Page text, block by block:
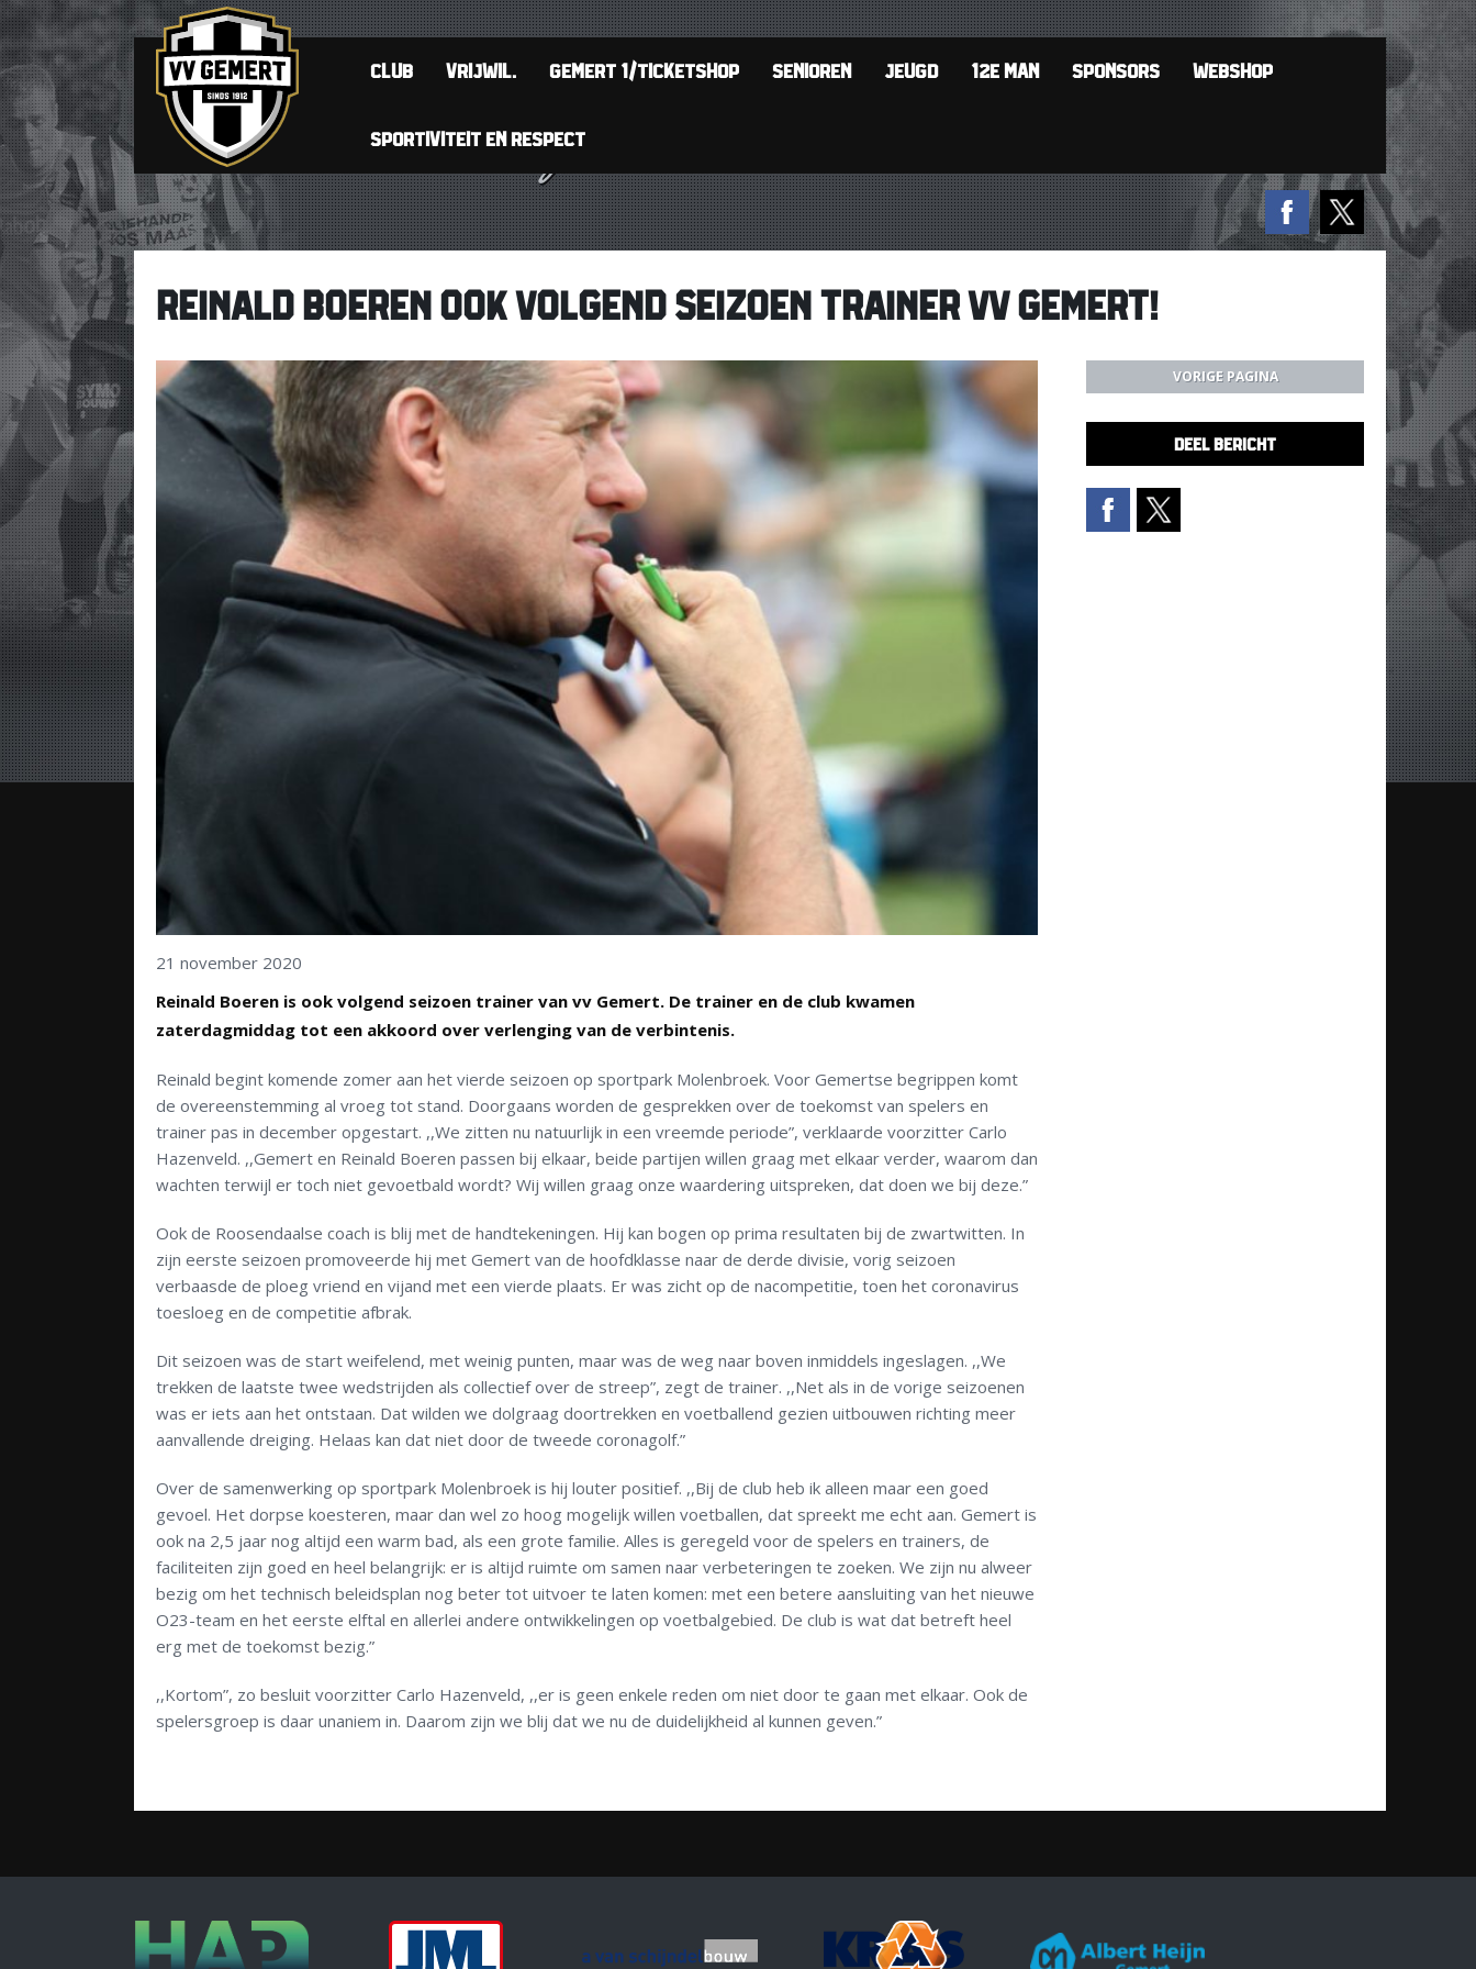
CLUB VRIJWIL. GEMERT 1/TICKETSHOP SENIOREN JEUGD 12E MAN SPONSORS WEBSHOP
SPORTIVITEIT EN RESPECT
REINALD BOEREN OOK VOLGEND SEIZOEN TRAINER VV GEMERT!
21 november 2020
Reinald Boeren is ook volgend seizoen trainer van vv Gemert. De trainer en de club kwamen
zaterdagmiddag tot een akkoord over verlenging van de verbintenis.
Reinald begint komende zomer aan het vierde seizoen op sportpark Molenbroek. Voor Gemertse begrippen komt
de overeenstemming al vroeg tot stand. Doorgaans worden de gesprekken over de toekomst van spelers en
trainer pas in december opgestart. ,,We zitten nu natuurlijk in een vreemde periode”, verklaarde voorzitter Carlo
Hazenveld. ,,Gemert en Reinald Boeren passen bij elkaar, beide partijen willen graag met elkaar verder, waarom dan
wachten terwijl er toch niet gevoetbald wordt? Wij willen graag onze waardering uitspreken, dat doen we bij deze.”
Ook de Roosendaalse coach is blij met de handtekeningen. Hij kan bogen op prima resultaten bij de zwartwitten. In
zijn eerste seizoen promoveerde hij met Gemert van de hoofdklasse naar de derde divisie, vorig seizoen
verbaasde de ploeg vriend en vijand met een vierde plaats. Er was zicht op de nacompetitie, toen het coronavirus
toesloeg en de competitie afbrak.
Dit seizoen was de start weifelend, met weinig punten, maar was de weg naar boven inmiddels ingeslagen. ,,We
trekken de laatste twee wedstrijden als collectief over de streep”, zegt de trainer. ,,Net als in de vorige seizoenen
was er iets aan het ontstaan. Dat wilden we dolgraag doortrekken en voetballend gezien uitbouwen richting meer
aanvallende dreiging. Helaas kan dat niet door de tweede coronagolf.”
Over de samenwerking op sportpark Molenbroek is hij louter positief. ,,Bij de club heb ik alleen maar een goed
gevoel. Het dorpse koesteren, maar dan wel zo hoog mogelijk willen voetballen, dat spreekt me echt aan. Gemert is
ook na 2,5 jaar nog altijd een warm bad, als een grote familie. Alles is geregeld voor de spelers en trainers, de
faciliteiten zijn goed en heel belangrijk: er is altijd ruimte om samen naar verbeteringen te zoeken. We zijn nu alweer
bezig om het technisch beleidsplan nog beter tot uitvoer te laten komen: met een betere aansluiting van het nieuwe
O23-team en het eerste elftal en allerlei andere ontwikkelingen op voetbalgebied. De club is wat dat betreft heel
erg met de toekomst bezig.”
,,Kortom”, zo besluit voorzitter Carlo Hazenveld, ,,er is geen enkele reden om niet door te gaan met elkaar. Ook de
spelersgroep is daar unaniem in. Daarom zijn we blij dat we nu de duidelijkheid al kunnen geven.”
VORIGE PAGINA
DEEL BERICHT